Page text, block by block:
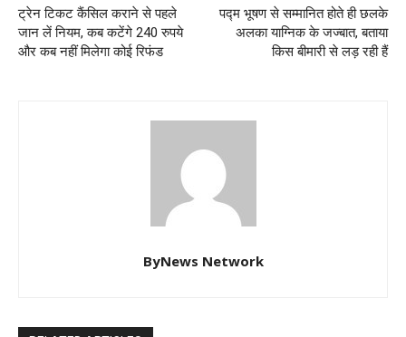
ट्रेन टिकट कैंसिल कराने से पहले
जान लें नियम, कब कटेंगे 240 रुपये
और कब नहीं मिलेगा कोई रिफंड
पद्म भूषण से सम्मानित होते ही छलके
अलका याग्निक के जज्बात, बताया
किस बीमारी से लड़ रही हैं
ByNews Network